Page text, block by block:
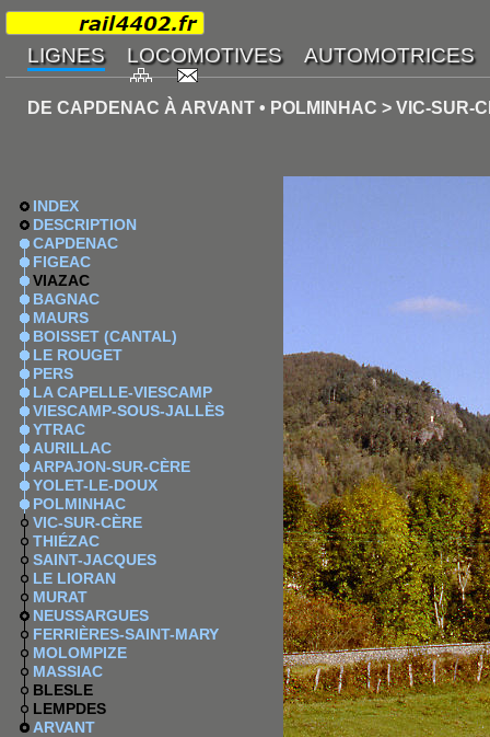
DE CAPDENAC À ARVANT • POLMINHAC > VIC-SUR-
INDEX
DESCRIPTION
CAPDENAC
FIGEAC
VIAZAC
BAGNAC
MAURS
BOISSET (CANTAL)
LE ROUGET
PERS
LA CAPELLE-VIESCAMP
VIESCAMP-SOUS-JALLÈS
YTRAC
AURILLAC
ARPAJON-SUR-CÈRE
YOLET-LE-DOUX
POLMINHAC
VIC-SUR-CÈRE
THIÉZAC
SAINT-JACQUES
LE LIORAN
MURAT
NEUSSARGUES
FERRIÈRES-SAINT-MARY
MOLOMPIZE
MASSIAC
BLESLE
LEMPDES
ARVANT